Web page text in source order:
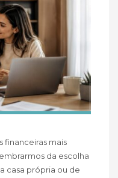
financeiras mais
da escolha
casa própria ou de